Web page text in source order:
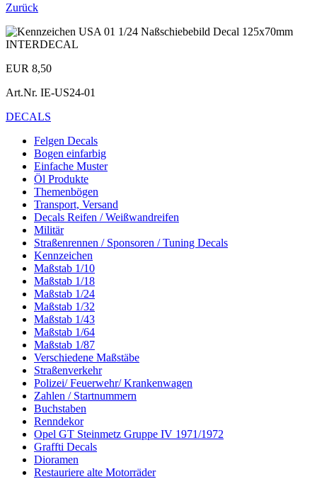
Zurück
EUR 8,50
Art.Nr. IE-US24-01
DECALS
Felgen Decals
Bogen einfarbig
Einfache Muster
Öl Produkte
Themenbögen
Transport, Versand
Decals Reifen / Weißwandreifen
Militär
Straßenrennen / Sponsoren / Tuning Decals
Kennzeichen
Maßstab 1/10
Maßstab 1/18
Maßstab 1/24
Maßstab 1/32
Maßstab 1/43
Maßstab 1/64
Maßstab 1/87
Verschiedene Maßstäbe
Straßenverkehr
Polizei/ Feuerwehr/ Krankenwagen
Zahlen / Startnummern
Buchstaben
Renndekor
Opel GT Steinmetz Gruppe IV 1971/1972
Graffti Decals
Dioramen
Restauriere alte Motorräder